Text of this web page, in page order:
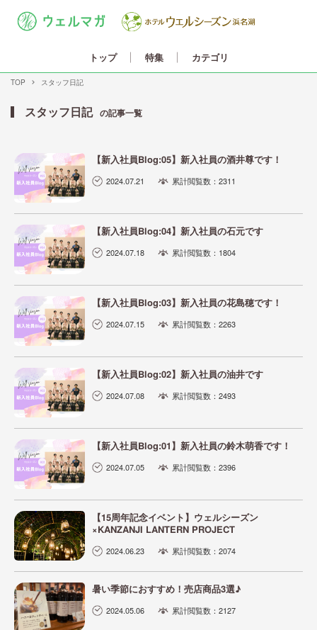
トップ 特集 カテゴリ
TOP スタッフ日記
スタッフ日記 の記事一覧
【新入社員Blog:05】新入社員の酒井尊です！
2024.07.21 累計閲覧数：2311
【新入社員Blog:04】新入社員の石元です
2024.07.18 累計閲覧数：1804
【新入社員Blog:03】新入社員の花島穂です！
2024.07.15 累計閲覧数：2263
【新入社員Blog:02】新入社員の油井です
2024.07.08 累計閲覧数：2493
【新入社員Blog:01】新入社員の鈴木萌香です！
2024.07.05 累計閲覧数：2396
【15周年記念イベント】ウェルシーズン
×KANZANJI LANTERN PROJECT
2024.06.23 累計閲覧数：2074
暑い季節におすすめ！売店商品3選♪
2024.05.06 累計閲覧数：2127